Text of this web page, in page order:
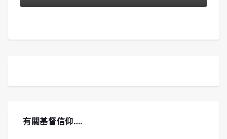
有關基督信仰….